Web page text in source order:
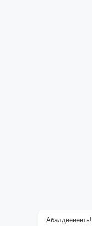
Абалдеееееть!